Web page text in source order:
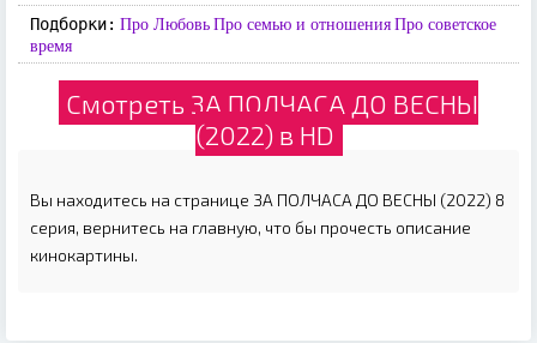
Подборки: Про Любовь Про семью и отношения Про советское
время
Смотреть ЗА ПОЛЧАСА ДО ВЕСНЫ
(2022) в HD
Вы находитесь на странице ЗА ПОЛЧАСА ДО ВЕСНЫ (2022) 8
серия, вернитесь на главную, что бы прочесть описание
кинокартины.